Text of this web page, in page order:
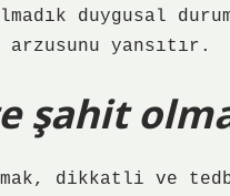
duygusal
yansıtır.
şahit
dikkatli ve